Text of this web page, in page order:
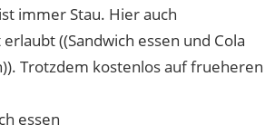
immer Stau. Hier auch
((Sandwich essen und Cola
Trotzdem kostenlos auf frueheren
essen